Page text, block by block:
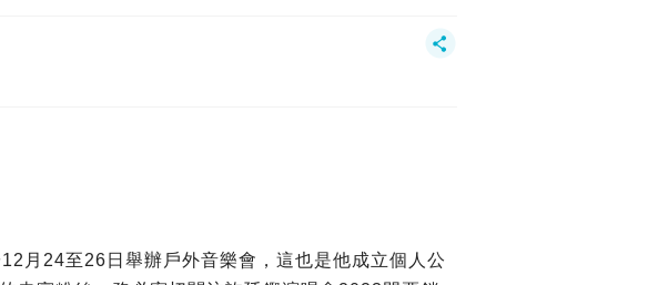
月24至26日舉辦戶外音樂會，這也是他成立個人公